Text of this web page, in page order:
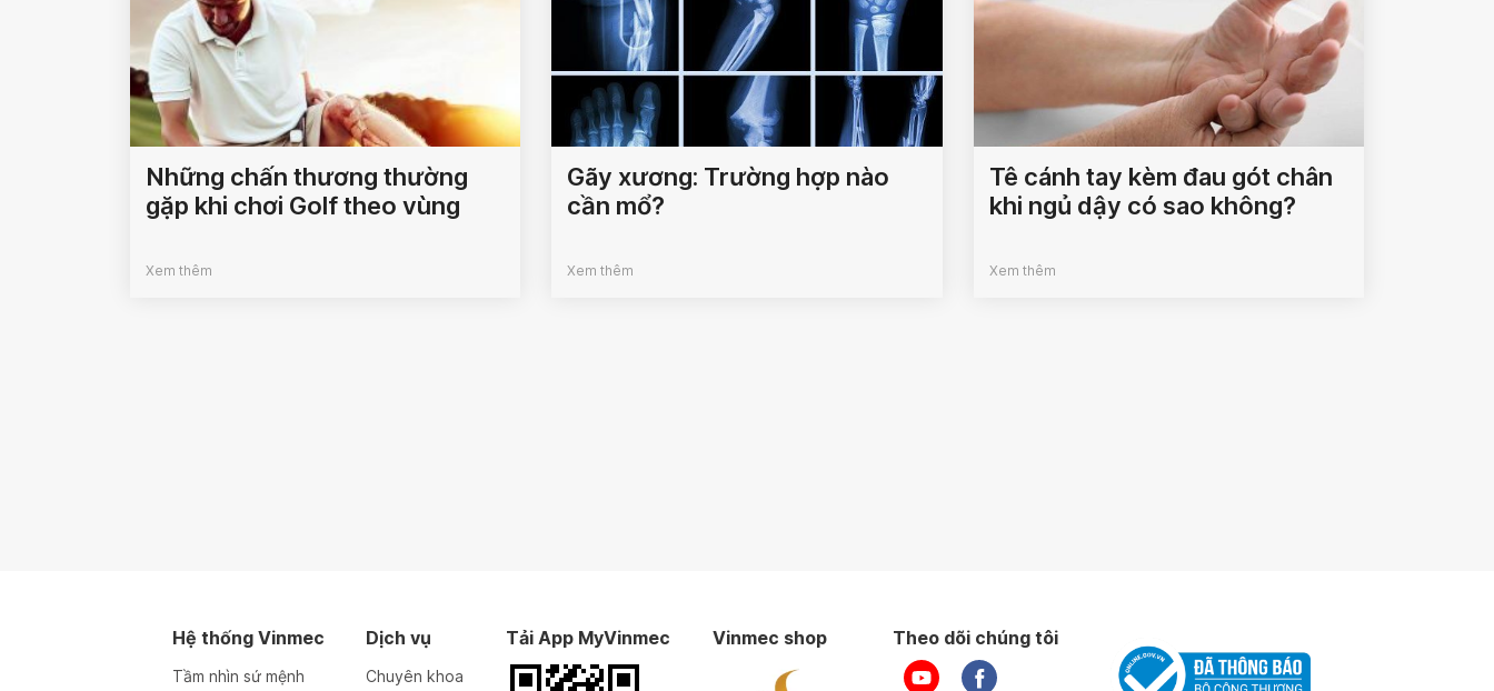
Những chấn thương thường
gặp khi chơi Golf theo vùng
Xem thêm
Gãy xương: Trường hợp nào
cần mổ?
Xem thêm
Tê cánh tay kèm đau gót chân
khi ngủ dậy có sao không?
Xem thêm
Hệ thống Vinmec
Tầm nhìn sứ mệnh
Dịch vụ
Chuyên khoa
Tải App MyVinmec Vinmec shop Theo dõi chúng tôi